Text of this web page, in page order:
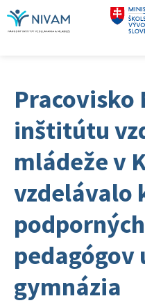
Pracovisko
inštitútu
mládeže v
vzdelávalo
pedagógov
gymnázia